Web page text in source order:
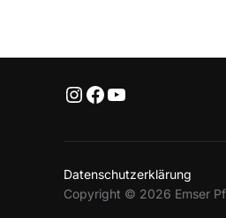
Instagram
Facebook
YouTube
Datenschutzerklärung
Copyright © 2026 Emser